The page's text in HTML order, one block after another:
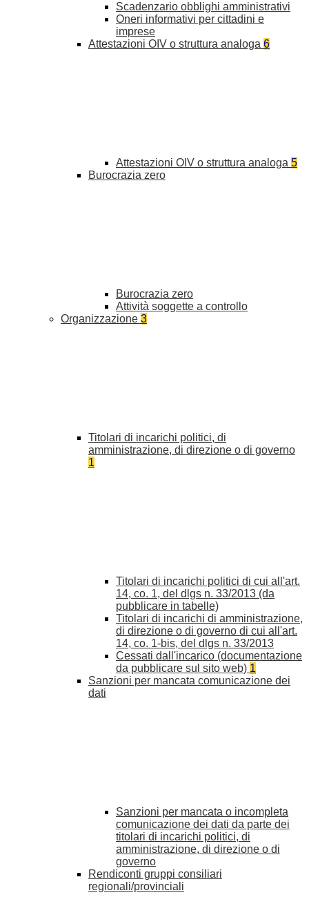
Scadenzario obblighi amministrativi
Oneri informativi per cittadini e
imprese
Attestazioni OIV o struttura analoga 6
Attestazioni OIV o struttura analoga 5
Burocrazia zero
Burocrazia zero
Attività soggette a controllo
Organizzazione 3
Titolari di incarichi politici, di
amministrazione, di direzione o di governo
1
Titolari di incarichi politici di cui all'art.
14, co. 1, del dlgs n. 33/2013 (da
pubblicare in tabelle)
Titolari di incarichi di amministrazione,
di direzione o di governo di cui all'art.
14, co. 1-bis, del dlgs n. 33/2013
Cessati dall'incarico (documentazione
da pubblicare sul sito web) 1
Sanzioni per mancata comunicazione dei
dati
Sanzioni per mancata o incompleta
comunicazione dei dati da parte dei
titolari di incarichi politici, di
amministrazione, di direzione o di
governo
Rendiconti gruppi consiliari
regionali/provinciali